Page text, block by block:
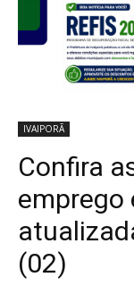
IVAIPORÃ
Confira
emprego
(02)